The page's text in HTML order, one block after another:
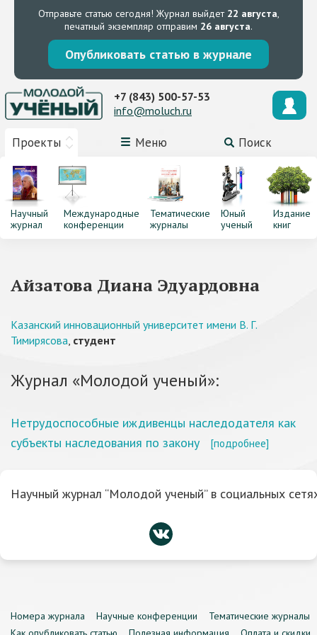
Отправьте статью сегодня! Журнал выйдет 22 августа,
печатный экземпляр отправим 26 августа.
Опубликовать статью в журнале
Проекты Меню Поиск
+7 (843) 500-57-53
info@moluch.ru
Научный
журнал
Международные
конференции
Тематические
журналы
Юный
ученый
Издание
книг
Айзатова Диана Эдуардовна
Казанский инновационный университет имени В. Г.
Тимирясова, студент
Журнал «Молодой ученый»:
Нетрудоспособные иждивенцы наследодателя как
субъекты наследования по закону
[подробнее]
Научный журнал “Молодой ученый” в социальных
Номера журнала Научные конференции
Тематические журналы